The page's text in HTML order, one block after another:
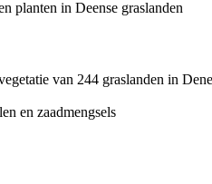
van 244 graslanden in